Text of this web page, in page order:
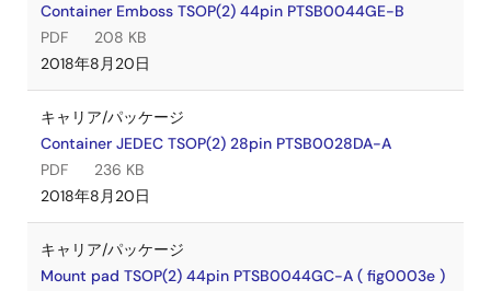
Container Emboss TSOP(2) 44pin PTSB0044GE-B
PDF
208 KB
2018年8月20日
キャリア/パッケージ
Container JEDEC TSOP(2) 28pin PTSB0028DA-A
PDF
236 KB
2018年8月20日
キャリア/パッケージ
Mount pad TSOP(2) 44pin PTSB0044GC-A ( fig0003e )